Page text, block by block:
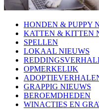
HONDEN & PUPPY
KATTEN & KITTEN
SPELLEN
LOKAAL NIEUWS
OPMERKELIJK
GRAPPIG NIEUWS
BEROEMDHEDEN
WINACTIES EN